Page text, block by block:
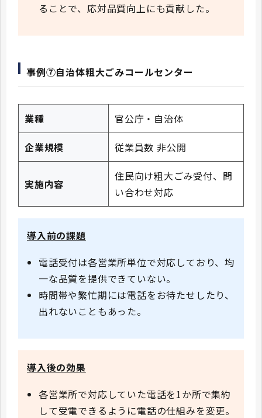
ることで、応対品質向上にも貢献した。
事例⑦自治体粗大ごみコールセンター
業種 官公庁・自治体
企業規模 従業員数 非公開
実施内容
住民向け粗大ごみ受付、問
い合わせ対応
導入前の課題
電話受付は各営業所単位で対応しており、均
一な品質を提供できていない。
時間帯や繁忙期には電話をお待たせしたり、
出れないこともあった。
導入後の効果
各営業所で対応していた電話を1か所で集約
して受電できるように電話の仕組みを変更。